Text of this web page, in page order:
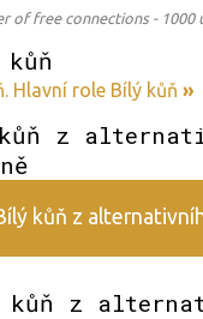
of free connections - 1000
Hlavní role Bílý kůň »
z
kůň z
kůň z